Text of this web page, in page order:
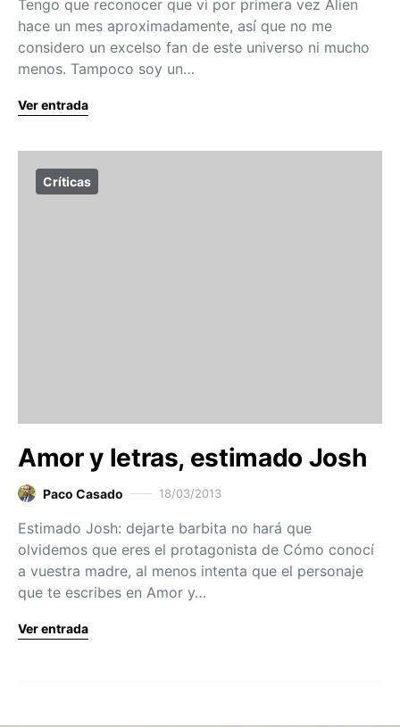
Tengo que reconocer que vi por primera vez Alien
hace un mes aproximadamente, así que no me
considero un excelso fan de este universo ni mucho
menos. Tampoco soy un…
Ver entrada
Críticas
Amor y letras, estimado Josh
Paco Casado 18/03/2013
Estimado Josh: dejarte barbita no hará que
olvidemos que eres el protagonista de Cómo conocí
a vuestra madre, al menos intenta que el personaje
que te escribes en Amor y…
Ver entrada